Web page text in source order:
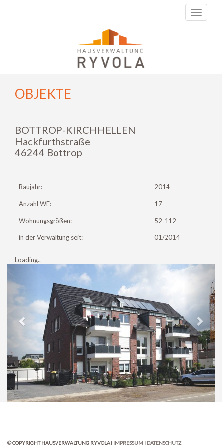
Toggle
OBJEKTE
BOTTROP-KIRCHHELLEN
Hackfurthstraße
46244 Bottrop
Baujahr: 2014
Anzahl WE: 17
Wohnungsgrößen: 52-112
in der Verwaltung seit: 01/2014
Loading..
© COPYRIGHT HAUSVERWALTUNG RYVOLA | IMPRESSUM | DATENSCHUTZ